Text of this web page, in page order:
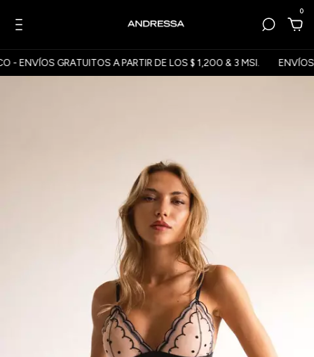
0
ENVÍOS GRATUITOS A PARTIR DE LOS $ 1,200 & 3 MSI. ENVÍOS